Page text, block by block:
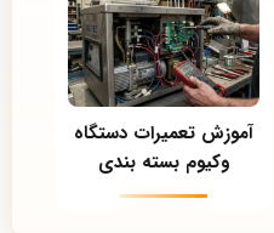
آموزش تعمیرات دستگاه
وکیوم بسته بندی